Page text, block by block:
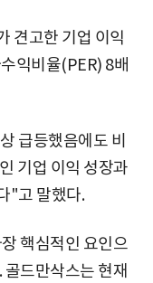
견고한 기업 이익
익비율(PER) 8배
급등했음에도 비
기업 이익 성장과
"고 말했다.
핵심적인 요인으
드만삭스는 현재